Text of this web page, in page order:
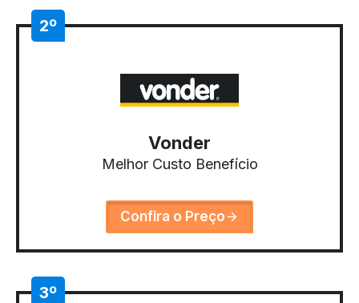
2º
Vonder
Melhor Custo Benefício
Confira o Preço
3º